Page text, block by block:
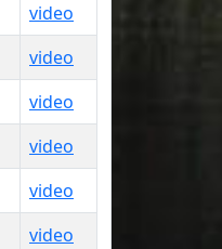
video
video
video
video
video
video